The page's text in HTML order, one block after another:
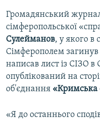
Усі сайти RFE/RL
Громадянський
сімферопольської
Сулейманов, у якого в
Сімферополем
написав лист із СІЗО в
опублікований на
об'єднання «Кримська
«Я до останнього